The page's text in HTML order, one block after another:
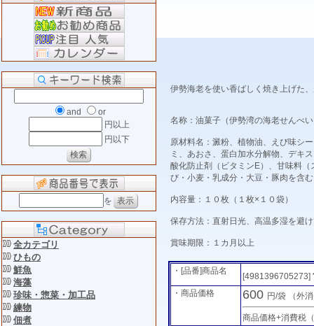
and
or
円以上
円以下
を
全カテゴリ
ひもの
鮮魚
海藻
珍味・惣菜・加工品
練物
佃煮
伊勢海老を使い香ばしく焼き上げた
名称：油菓子（伊勢湾の海老せんべ
原材料名：澱粉、植物油、えび味シ
ミ、あおさ、蛋白加水分解物、デキ
酸化防止剤（ビタミンE）、甘味料
び・小麦・乳成分・大豆・豚肉を含
内容量：１０枚（１枚×１０袋）
保存方法：直射日光、高温多湿を避
賞味期限：１カ月以上
・[品番]商品名
[4981396705273]
・商品価格 600 円/袋 （外
商品価格+消費税